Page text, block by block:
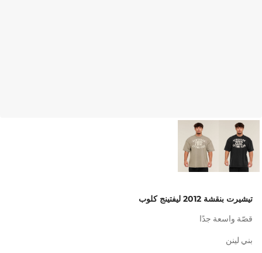
تيشيرت بنقشة 2012 ليفتينج كلوب
قصّة واسعة جدًا
بني لينن